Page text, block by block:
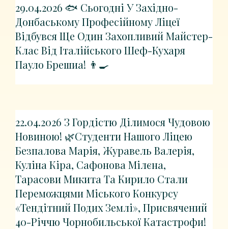
29.04.2026 🐟 Сьогодні У Західно-
Донбаському Професійному Ліцеї
Відбувся Ще Один Захопливий Майстер-
Клас Від Італійського Шеф-Кухаря
Пауло Брешиа! 👨‍🍳
22.04.2026 З Гордістю Ділимося Чудовою
Новиною! 🌿Студенти Нашого Ліцею
Безпалова Марія, Журавель Валерія,
Куліна Кіра, Сафонова Мілєна,
Тарасови Микита Та Кирило Стали
Переможцями Міського Конкурсу
«Тендітний Подих Землі», Присвячений
40-Річчю Чорнобильської Катастрофи!